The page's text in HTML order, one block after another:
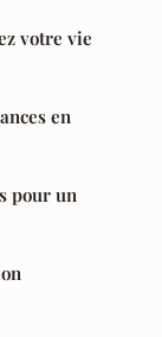
votre vie
en
pour un